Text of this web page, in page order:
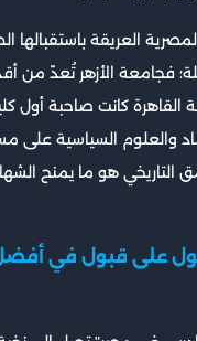
العريقة باستقبالها
فجامعة الأزهر تُعدّ من
القاهرة كانت صاحبة أول
والعلوم السياسية على
التاريخي هو ما يمنح
على قبول في